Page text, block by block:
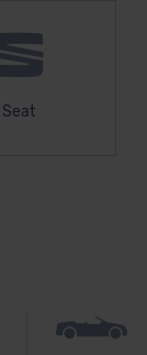
Seat